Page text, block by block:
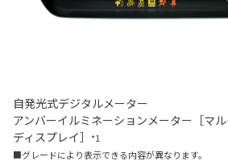
自発光式デジタルメーター
アンバーイルミネーションメーター［マ
ディスプレイ］
*1
■グレードにより表示できる内容が異なります。